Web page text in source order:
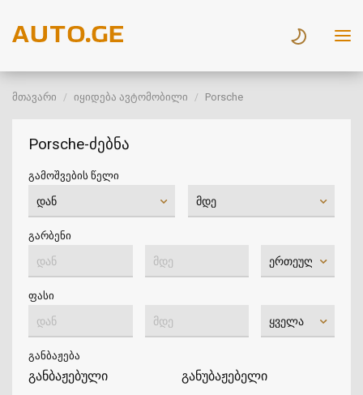
მთავარი იყიდება ავტომობილი Porsche
Porsche-ძებნა
გამოშვების წელი
გარბენი
ფასი
განბაჟება
განბაჟებული განუბაჟებელი